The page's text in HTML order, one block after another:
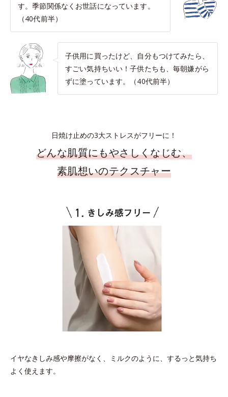
す。季節関係なくお世話になっています。
（40代前半）
子供用に買ったけど、自分もつけてみたら、
すごい気持ちいい！子供たちも、毎朝嫌がら
ずに塗っています。（40代前半）
日焼け止めの3大ストレスがフリーに！
どんな肌質にもやさしくなじむ、
素肌想いのテクスチャー
イヤなきしみ感や摩擦がなく、ミルクのように、するっと気持ち
よく使えます。